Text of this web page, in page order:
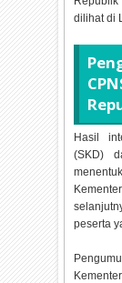
dilihat di
Hasil
(SKD)
peserta